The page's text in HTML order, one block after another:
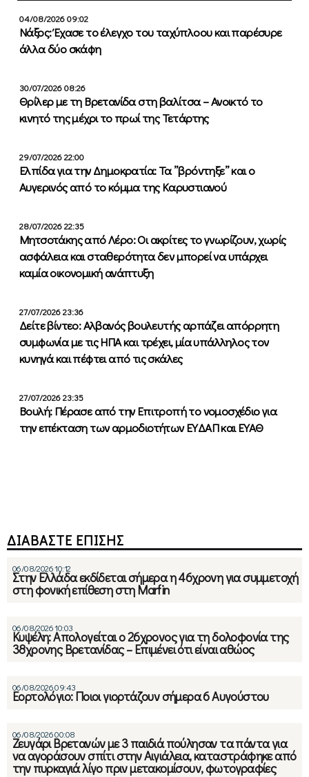
04/08/2026 09:02
Νάξος: Έχασε το έλεγχο του ταχύπλοου και παρέσυρε
άλλα δύο σκάφη
30/07/2026 08:26
Θρίλερ με τη Βρετανίδα στη βαλίτσα – Ανοικτό το
κινητό της μέχρι το πρωί της Τετάρτης
29/07/2026 22:00
Ελπίδα για την Δημοκρατία: Τα ”βρόντηξε” και ο
Αυγερινός από το κόμμα της Καρυστιανού
28/07/2026 22:35
Μητσοτάκης από Λέρο: Οι ακρίτες το γνωρίζουν, χωρίς
ασφάλεια και σταθερότητα δεν μπορεί να υπάρχει
καμία οικονομική ανάπτυξη
27/07/2026 23:36
Δείτε βίντεο: Αλβανός βουλευτής αρπάζει απόρρητη
συμφωνία με τις ΗΠΑ και τρέχει, μία υπάλληλος τον
κυνηγά και πέφτει από τις σκάλες
27/07/2026 23:35
Βουλή: Πέρασε από την Επιτροπή το νομοσχέδιο για
την επέκταση των αρμοδιοτήτων ΕΥΔΑΠ και ΕΥΑΘ
ΔΙΑΒΑΣΤΕ ΕΠΙΣΗΣ
06/08/2026 10:12
Στην Ελλάδα εκδίδεται σήμερα η 46χρονη για συμμετοχή
στη φονική επίθεση στη Marfin
06/08/2026 10:03
Κυψέλη: Απολογείται ο 26χρονος για τη δολοφονία της
38χρονης Βρετανίδας – Επιμένει ότι είναι αθώος
06/08/2026 09:43
Εορτολόγιο: Ποιοι γιορτάζουν σήμερα 6 Αυγούστου
06/08/2026 00:08
Ζευγάρι Βρετανών με 3 παιδιά πούλησαν τα πάντα για
να αγοράσουν σπίτι στην Αιγιάλεια, καταστράφηκε από
την πυρκαγιά λίγο πριν μετακομίσουν, φωτογραφίες